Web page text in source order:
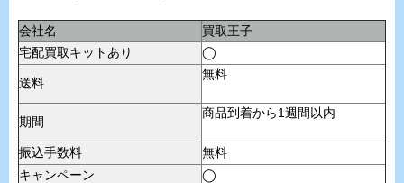
会社名
買取王子
宅配買取キットあり
◯
送料
無料
期間
商品到着から1週間以内
振込手数料
無料
キャンペーン
◯